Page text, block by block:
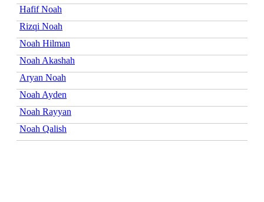
Hafif Noah
Rizqi Noah
Noah Hilman
Noah Akashah
Aryan Noah
Noah Ayden
Noah Rayyan
Noah Qalish